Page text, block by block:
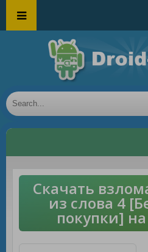
Скачать
из слова 4
покупки]